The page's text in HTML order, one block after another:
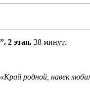
2 этап. 38 минут.
родной, навек